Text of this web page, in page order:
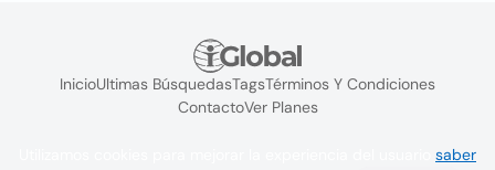
InicioUltimas BúsquedasTagsTérminos Y Condiciones
ContactoVer Planes
saber